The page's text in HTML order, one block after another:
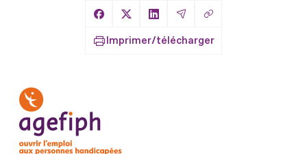
Partager sur Facebook
Partager sur X
Partager sur LinkedIn
Partager par Email
Copier le lien
Imprimer/télécharger